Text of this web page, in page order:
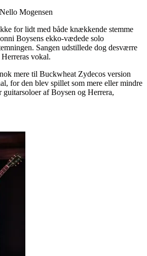
Mogensen
for lidt med både knækkende stemme
Boysens ekko-vædede solo
Sangen udstillede dog desværre
vokal.
mere til Buckwheat Zydecos version
for den blev spillet som mere eller mindre
guitarsoloer af Boysen og Herrera,